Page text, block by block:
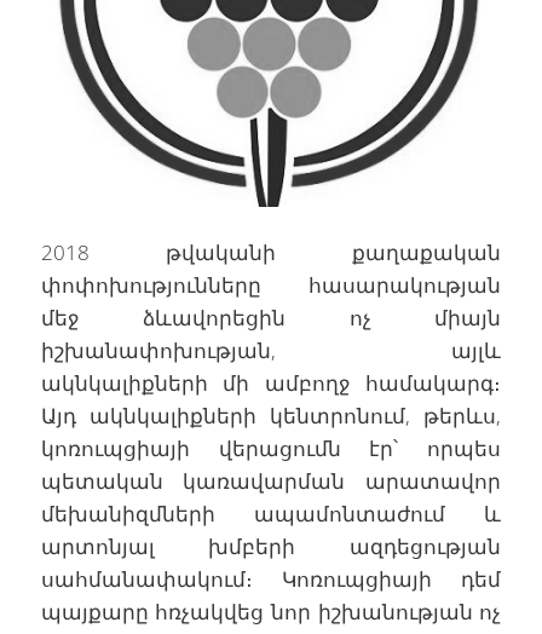
2018 թվականի քաղաքական
փոփոխությունները հասարակության
մեջ ձևավորեցին ոչ միայն
իշխանափոխության, այլև
ակնկալիքների մի ամբողջ համակարգ։
Այդ ակնկալիքների կենտրոնում, թերևս,
կոռուպցիայի վերացումն էր՝ որպես
պետական կառավարման արատավոր
մեխանիզմների ապամոնտաժում և
արտոնյալ խմբերի ազդեցության
սահմանափակում։ Կոռուպցիայի դեմ
պայքարը հռչակվեց նոր իշխանության ոչ